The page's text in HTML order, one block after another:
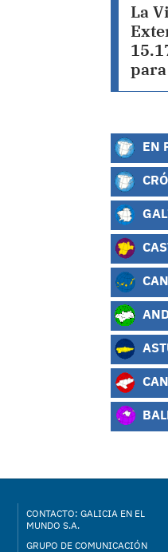
La
EN
CONTACTO: GALICIA EN EL
MUNDO S.A.
GRUPO DE COMUNICACIÓN